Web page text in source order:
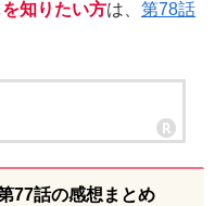
知りたい方は、 第78話
77話の感想まとめ